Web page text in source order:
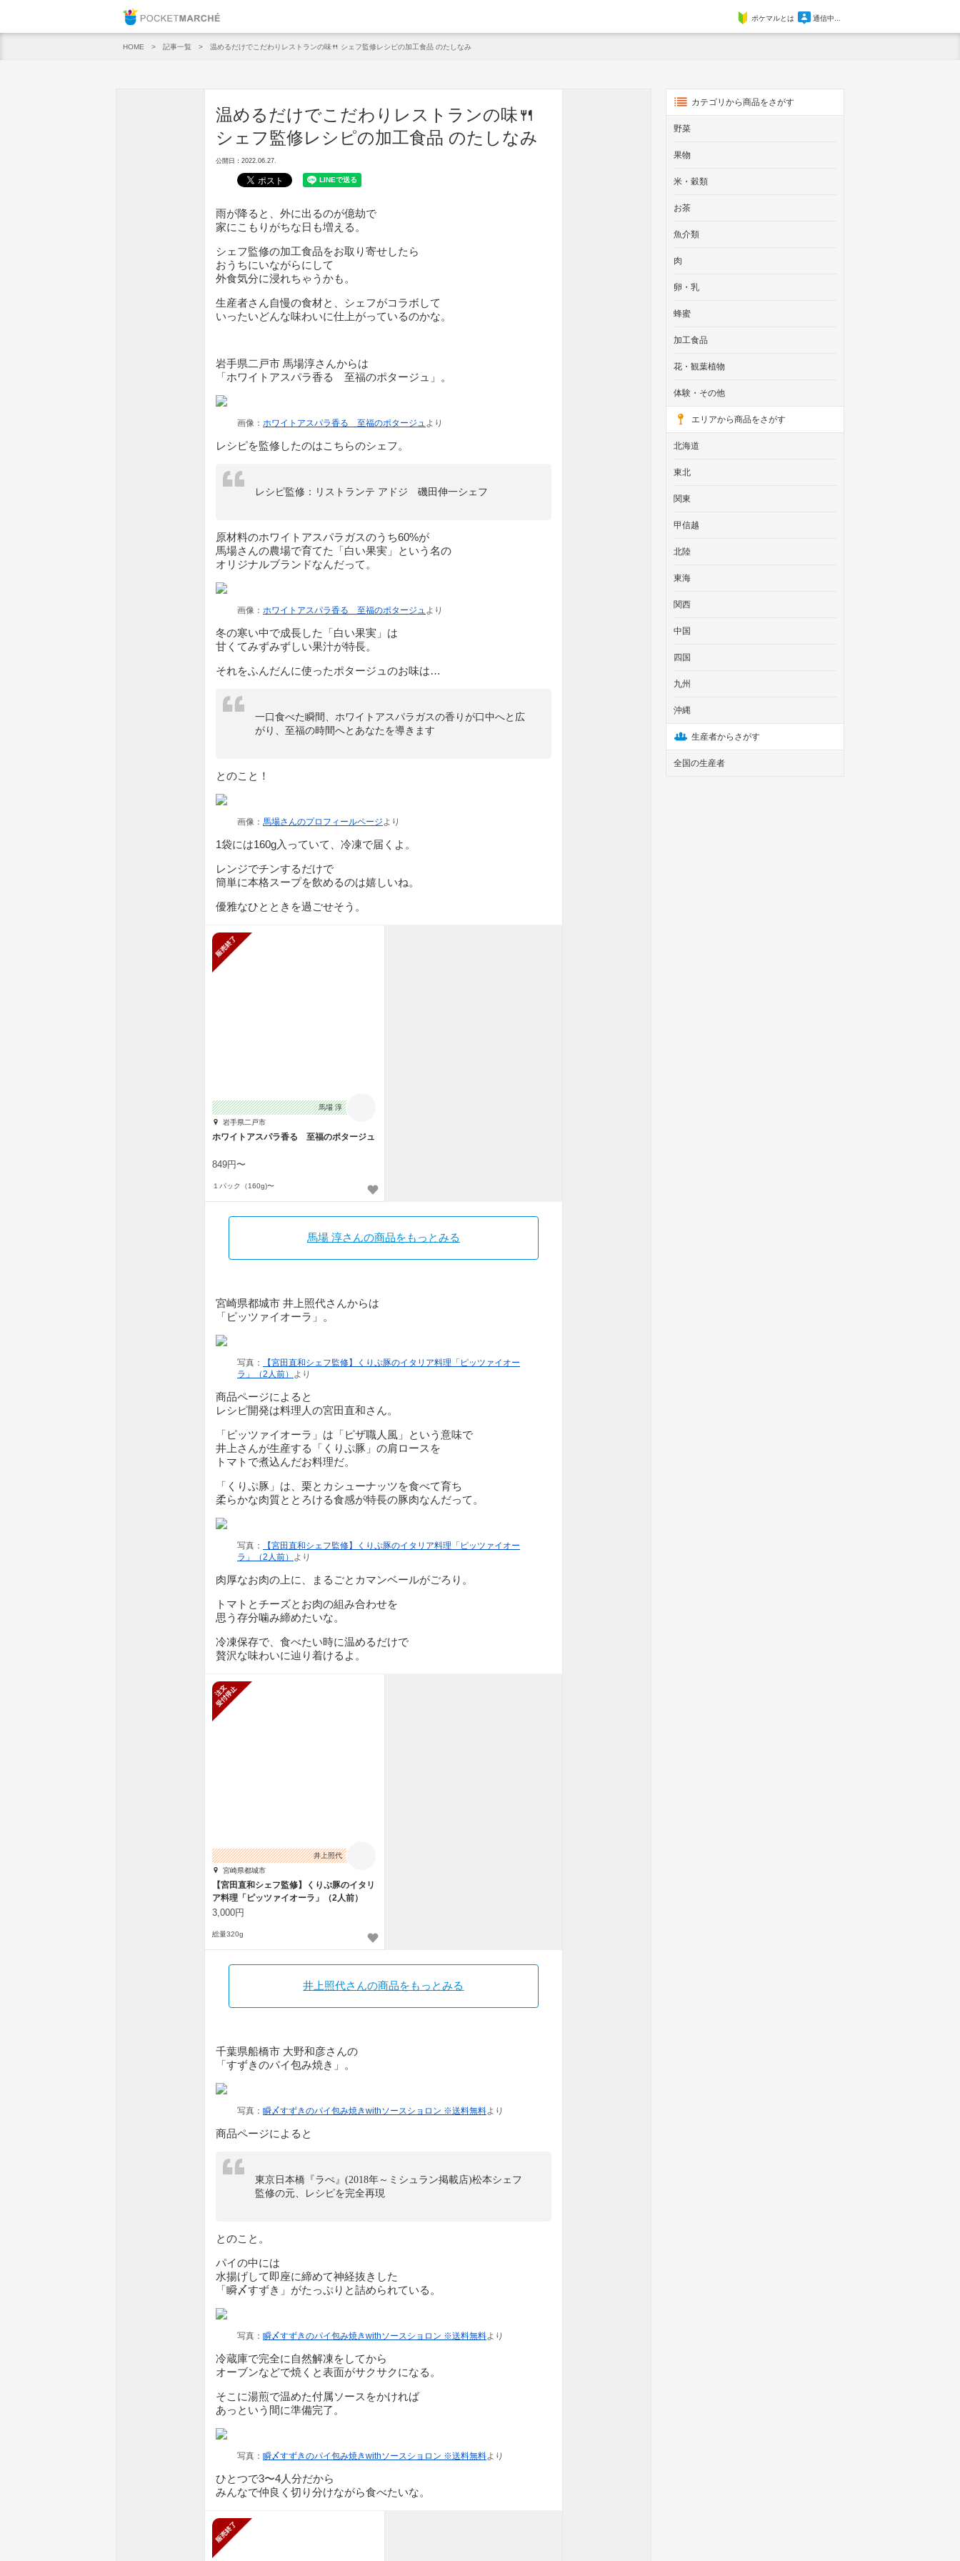
ポケマルとは 通信中...
HOME 記事一覧 温めるだけでこだわりレストランの味🍴 シェフ監修レシピの加工食品 のたしなみ
温めるだけでこだわりレストランの味🍴
シェフ監修レシピの加工食品 のたしなみ
公開日：2022.06.27.
雨が降ると、外に出るのが億劫で
家にこもりがちな日も増える。
シェフ監修の加工食品をお取り寄せしたら
おうちにいながらにして
外食気分に浸れちゃうかも。
生産者さん自慢の食材と、シェフがコラボして
いったいどんな味わいに仕上がっているのかな。
岩手県二戸市 馬場淳さんからは
「ホワイトアスパラ香る 至福のポタージュ」。
画像： ホワイトアスパラ香る 至福のポタージュより
レシピを監修したのはこちらのシェフ。
レシピ監修：リストランテ アドジ 磯田伸一シェフ
原材料のホワイトアスパラガスのうち60%が
馬場さんの農場で育てた「白い果実」という名の
オリジナルブランドなんだって。
画像： ホワイトアスパラ香る 至福のポタージュより
冬の寒い中で成長した「白い果実」は
甘くてみずみずしい果汁が特長。
それをふんだんに使ったポタージュのお味は…
一口食べた瞬間、ホワイトアスパラガスの香りが口中へと広
がり、至福の時間へとあなたを導きます
とのこと！
画像： 馬場さんのプロフィールページより
1袋には160g入っていて、冷凍で届くよ。
レンジでチンするだけで
簡単に本格スープを飲めるのは嬉しいね。
優雅なひとときを過ごせそう。
馬場 淳
岩手県二戸市
ホワイトアスパラ香る 至福のポタージュ
849円〜
１パック（160g)〜
馬場 淳さんの商品をもっとみる
宮崎県都城市 井上照代さんからは
「ピッツァイオーラ」。
写真：
【宮田直和シェフ監修】くりぷ豚のイタリア料理「ピッツァイオー
ラ」（2人前）
より
商品ページによると
レシピ開発は料理人の宮田直和さん。
「ピッツァイオーラ」は「ピザ職人風」という意味で
井上さんが生産する「くりぷ豚」の肩ロースを
トマトで煮込んだお料理だ。
「くりぷ豚」は、栗とカシューナッツを食べて育ち
柔らかな肉質ととろける食感が特長の豚肉なんだって。
写真：
【宮田直和シェフ監修】くりぷ豚のイタリア料理「ピッツァイオー
ラ」（2人前）
より
肉厚なお肉の上に、まるごとカマンベールがごろり。
トマトとチーズとお肉の組み合わせを
思う存分噛み締めたいな。
冷凍保存で、食べたい時に温めるだけで
贅沢な味わいに辿り着けるよ。
井上照代
宮崎県都城市
【宮田直和シェフ監修】くりぷ豚のイタリ
ア料理「ピッツァイオーラ」（2人前）
3,000円
総量320g
井上照代さんの商品をもっとみる
千葉県船橋市 大野和彦さんの
「すずきのパイ包み焼き」。
写真： 瞬〆すずきのパイ包み焼きwithソースショロン ※送料無料より
商品ページによると
東京日本橋『ラぺ』(2018年～ミシュラン掲載店)松本シェフ
監修の元、レシピを完全再現
とのこと。
パイの中には
水揚げして即座に締めて神経抜きした
「瞬〆すずき」がたっぷりと詰められている。
写真： 瞬〆すずきのパイ包み焼きwithソースショロン ※送料無料より
冷蔵庫で完全に自然解凍をしてから
オーブンなどで焼くと表面がサクサクになる。
そこに湯煎で温めた付属ソースをかければ
あっという間に準備完了。
写真： 瞬〆すずきのパイ包み焼きwithソースショロン ※送料無料より
ひとつで3〜4人分だから
みんなで仲良く切り分けながら食べたいな。
カテゴリから商品をさがす
野菜
果物
米・穀類
お茶
魚介類
肉
卵・乳
蜂蜜
加工食品
花・観葉植物
体験・その他
エリアから商品をさがす
北海道
東北
関東
甲信越
北陸
東海
関西
中国
四国
九州
沖縄
生産者からさがす
全国の生産者